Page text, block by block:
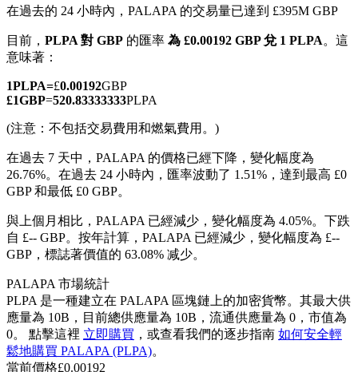
TradFi
USDC永續
在過去的 24 小時內，PALAPA 的交易量已達到 £395M GBP
目前， PLPA 對 GBP 的匯率 為 £0.00192 GBP 兌 1 PLPA。這
意味著：
1PLPA=£0.00192GBP
£1GBP=520.83333333PLPA
(注意：不包括交易費用和燃氣費用。)
在過去 7 天中，PALAPA 的價格已經下降，變化幅度為
26.76%。 在過去 24 小時內，匯率波動了 1.51%，達到最高 £0
GBP 和最低 £0 GBP。
與上個月相比，PALAPA 已經減少，變化幅度為 4.05%。下跌
自 £-- GBP。 按年計算，PALAPA 已經減少，變化幅度為 £--
GBP，標誌著價值的 63.08% 减少。
PALAPA 市場統計
PLPA 是一種建立在 PALAPA 區塊鏈上的加密貨幣。其最大供
應量為 10B，目前總供應量為 10B，流通供應量為 0，市值為
0。 點擊這裡 立即購買 ，或查看我們的逐步指南 如何安全輕
鬆地購買 PALAPA (PLPA)。
當前價格£0.00192